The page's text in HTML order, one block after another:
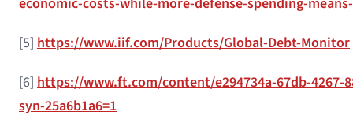
[5] https://www.iif.com/Products/Global-Debt-Monitor
[6] https://www.ft.com/content/e294734a-67db-4267-
syn-25a6b1a6=1